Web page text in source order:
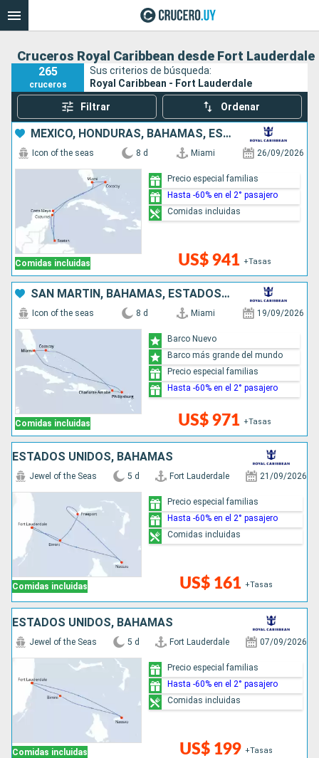
Cruceros Royal Caribbean desde Fort Lauderdale
265
cruceros
Sus criterios de búsqueda:
Royal Caribbean - Fort Lauderdale
Filtrar Ordenar
MÉXICO, HONDURAS, BAHAMAS, ESTADOS UNIDOS
Comidas incluidas
Icon of the seas 8 d Miami 26/09/2026
US$ 941 +Tasas
Precio especial familias
Hasta -60% en el 2° pasajero
Comidas incluidas
SAN MARTÍN, BAHAMAS, ESTADOS UNIDOS
Comidas incluidas
Icon of the seas 8 d Miami 19/09/2026
US$ 971 +Tasas
Barco Nuevo
Barco más grande del mundo
Precio especial familias
Hasta -60% en el 2° pasajero
ESTADOS UNIDOS, BAHAMAS
Comidas incluidas
Jewel of the Seas 5 d Fort Lauderdale 21/09/2026
US$ 161 +Tasas
Precio especial familias
Hasta -60% en el 2° pasajero
Comidas incluidas
ESTADOS UNIDOS, BAHAMAS
Comidas incluidas
Jewel of the Seas 5 d Fort Lauderdale 07/09/2026
US$ 199 +Tasas
Precio especial familias
Hasta -60% en el 2° pasajero
Comidas incluidas